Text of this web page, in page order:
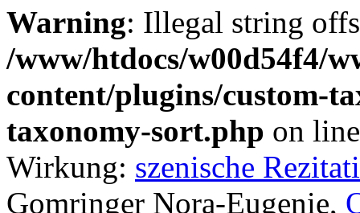
Warning: Illegal string
/www/htdocs/w00d54f4/
content/plugins/custom-
taxonomy-sort.php on
Wirkung: szenische
Gomringer Nora-Eugenie,